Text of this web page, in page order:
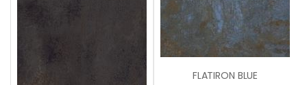
FLATIRON BLUE